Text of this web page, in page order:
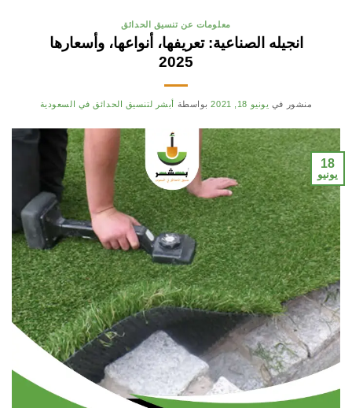
معلومات عن تنسيق الحدائق
انجيله الصناعية: تعريفها، أنواعها، وأسعارها
2025
منشور في يونيو 18, 2021 بواسطة أبشر لتنسيق الحدائق في السعودية
18
يونيو